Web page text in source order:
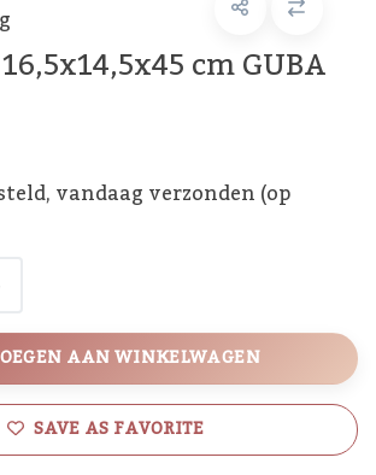
cm GUBA
vandaag verzonden (op
AAN WINKELWAGEN
SAVE AS FAVORITE